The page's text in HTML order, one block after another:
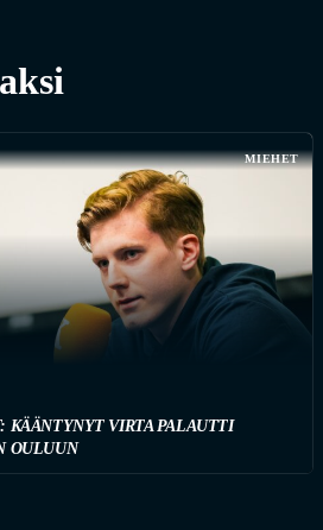
MIEHET
KÄÄNTYNYT VIRTA PALAUTTI
OULUUN